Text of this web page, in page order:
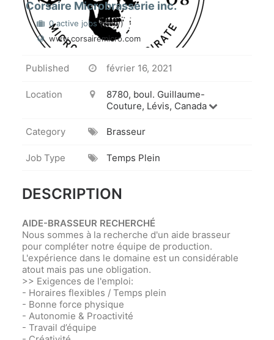
Corsaire Microbrasserie inc.
0 active jobs(view)
www.corsairemicro.com
Published février 16, 2021
Location
8780, boul. Guillaume-
Couture, Lévis, Canada
Category Brasseur
Job Type Temps Plein
DESCRIPTION
AIDE-BRASSEUR RECHERCHÉ
Nous sommes à la recherche d'un aide brasseur
pour compléter notre équipe de production.
L'expérience dans le domaine est un considérable
atout mais pas une obligation.
>> Exigences de l'emploi:
- Horaires flexibles / Temps plein
- Bonne force physique
- Autonomie & Proactivité
- Travail d’équipe